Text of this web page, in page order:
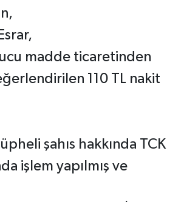
madde ticaretinden
110 TL nakit
şahıs hakkında TCK
işlem yapılmış ve